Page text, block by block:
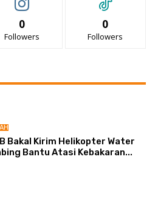
0
Followers
0
Followers
Bakal Kirim Helikopter Water
Bantu Atasi Kebakaran...